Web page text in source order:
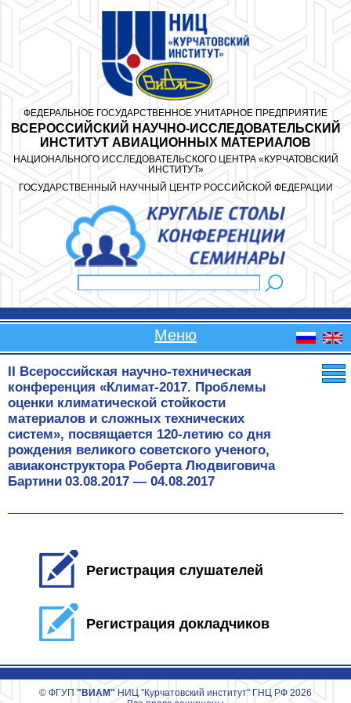
ФЕДЕРАЛЬНОЕ ГОСУДАРСТВЕННОЕ УНИТАРНОЕ ПРЕДПРИЯТИЕ
ВСЕРОССИЙСКИЙ НАУЧНО-ИССЛЕДОВАТЕЛЬСКИЙ
ИНСТИТУТ АВИАЦИОННЫХ МАТЕРИАЛОВ
НАЦИОНАЛЬНОГО ИССЛЕДОВАТЕЛЬСКОГО ЦЕНТРА «КУРЧАТОВСКИЙ
ИНСТИТУТ»
ГОСУДАРСТВЕННЫЙ НАУЧНЫЙ ЦЕНТР РОССИЙСКОЙ ФЕДЕРАЦИИ
Форма поиска
Меню
II Всероссийская научно-техническая
конференция «Климат-2017. Проблемы
оценки климатической стойкости
материалов и сложных технических
систем», посвящается 120-летию со дня
рождения великого советского ученого,
авиаконструктора Роберта Людвиговича
Бартини 03.08.2017 — 04.08.2017
Регистрация слушателей
Регистрация докладчиков
© ФГУП "ВИАМ" НИЦ "Курчатовский институт" ГНЦ РФ 2026